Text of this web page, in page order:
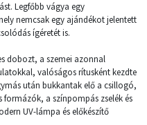
Legfőbb vágya egy
nemcsak egy ajándékot jelentett
ígéretét is.
dobozt, a szemei azonnal
valóságos rítusként kezdte
után bukkantak elő a csillogó,
formázók, a színpompás zselék és
UV-lámpa és előkészítő